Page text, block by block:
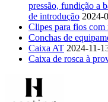
pressão, fundição a
de introdução 2024-
Clipes para fios com
Conchas de
Caixa AT 2024-11-
Caixa de rosca à